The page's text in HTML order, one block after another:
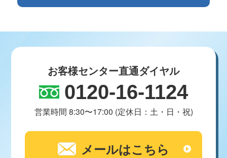
お客様センター直通ダイヤル
0120-16-1124
営業時間 8:30〜17:00 (定休日：土・日・祝)
メールはこちら